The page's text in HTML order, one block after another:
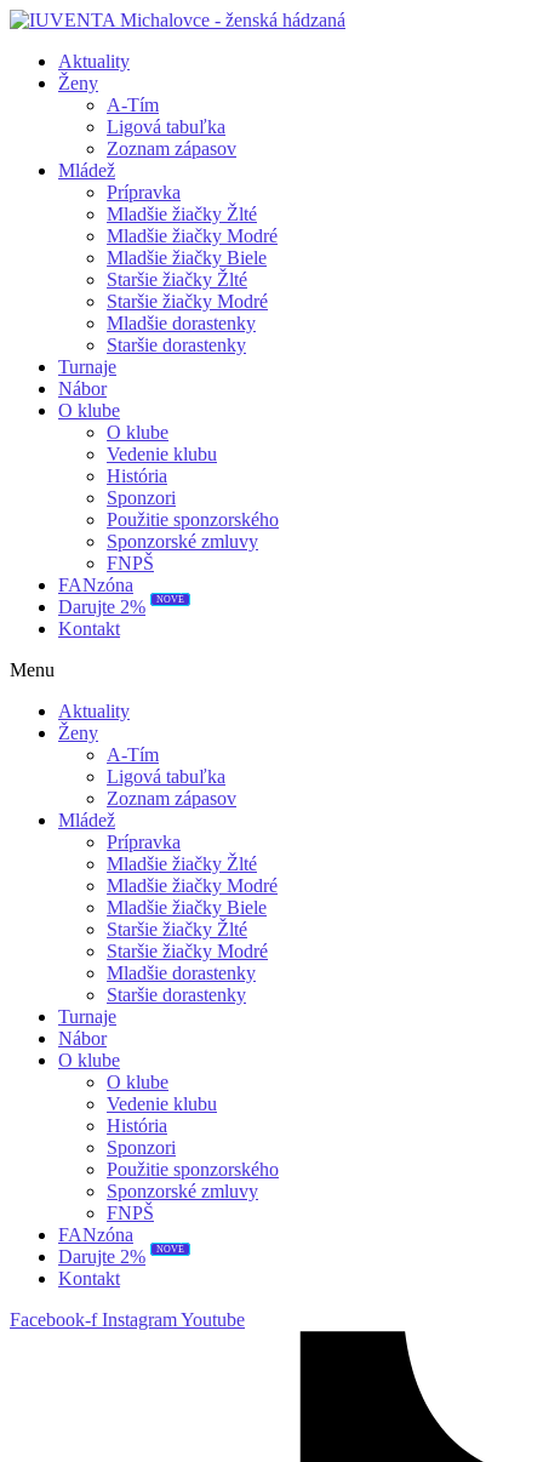
Aktuality
Ženy
A-Tím
Ligová tabuľka
Zoznam zápasov
Mládež
Prípravka
Mladšie žiačky Žlté
Mladšie žiačky Modré
Mladšie žiačky Biele
Staršie žiačky Žlté
Staršie žiačky Modré
Mladšie dorastenky
Staršie dorastenky
Turnaje
Nábor
O klube
O klube
Vedenie klubu
História
Sponzori
Použitie sponzorského
Sponzorské zmluvy
FNPŠ
FANzóna
Darujte 2%
NOVÉ
Kontakt
Menu
Aktuality
Ženy
A-Tím
Ligová tabuľka
Zoznam zápasov
Mládež
Prípravka
Mladšie žiačky Žlté
Mladšie žiačky Modré
Mladšie žiačky Biele
Staršie žiačky Žlté
Staršie žiačky Modré
Mladšie dorastenky
Staršie dorastenky
Turnaje
Nábor
O klube
O klube
Vedenie klubu
História
Sponzori
Použitie sponzorského
Sponzorské zmluvy
FNPŠ
FANzóna
Darujte 2%
NOVÉ
Kontakt
Facebook-f InstagramYoutube